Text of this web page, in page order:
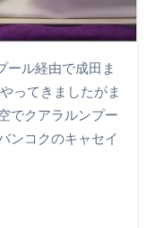
ール経由で成田ま
ってきましたがま
でクアラルンプー
ンコクのキャセイ